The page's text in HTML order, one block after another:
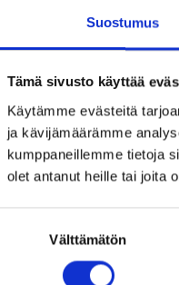
Suostumus
Tämä sivusto käyttää
Käytämme evästeitä
ja kävijämäärämme
kumppaneillemme tietoja
olet antanut heille tai joita
Välttämätön
ETUSIVU (ENGLISH)